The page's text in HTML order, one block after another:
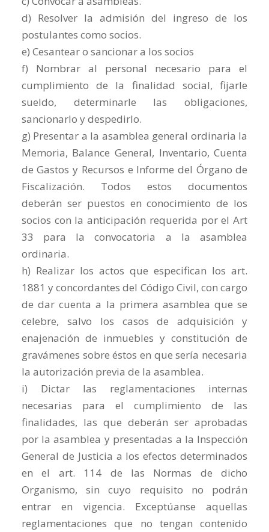
d) Resolver la admisión del ingreso de los
postulantes como socios.
e) Cesantear o sancionar a los socios
f) Nombrar al personal necesario para el
cumplimiento de la finalidad social, fijarle
sueldo, determinarle las obligaciones,
sancionarlo y despedirlo.
g) Presentar a la asamblea general ordinaria la
Memoria, Balance General, Inventario, Cuenta
de Gastos y Recursos e Informe del Órgano de
Fiscalización. Todos estos documentos
deberán ser puestos en conocimiento de los
socios con la anticipación requerida por el Art
33 para la convocatoria a la asamblea
ordinaria.
h) Realizar los actos que especifican los art.
1881 y concordantes del Código Civil, con cargo
de dar cuenta a la primera asamblea que se
celebre, salvo los casos de adquisición y
enajenación de inmuebles y constitución de
gravámenes sobre éstos en que sería necesaria
la autorización previa de la asamblea.
i) Dictar las reglamentaciones internas
necesarias para el cumplimiento de las
finalidades, las que deberán ser aprobadas
por la asamblea y presentadas a la Inspección
General de Justicia a los efectos determinados
en el art. 114 de las Normas de dicho
Organismo, sin cuyo requisito no podrán
entrar en vigencia. Exceptúanse aquellas
reglamentaciones que no tengan contenido